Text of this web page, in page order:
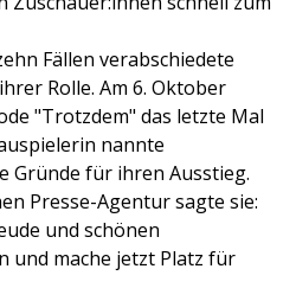
Fällen verabschiedete
Rolle. Am 6. Oktober
"Trotzdem" das letzte Mal
nannte
Gründe für ihren Ausstieg.
Presse-Agentur sagte sie:
und schönen
und mache jetzt Platz für